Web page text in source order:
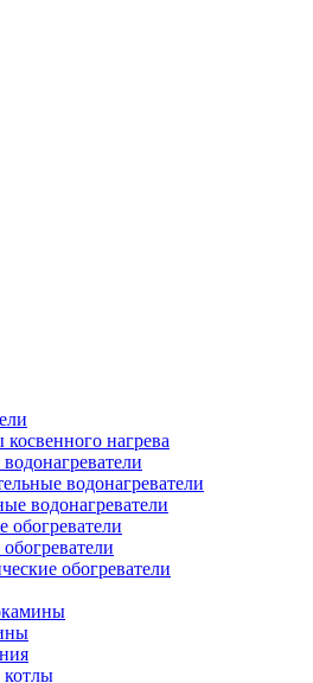
нагрева
водонагреватели
водонагреватели
обогреватели
обогреватели
котлы